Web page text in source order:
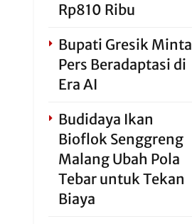
Rp810 Ribu
Bupati Gresik Minta
Pers Beradaptasi di
Era AI
Budidaya Ikan
Bioflok Senggreng
Malang Ubah Pola
Tebar untuk Tekan
Biaya